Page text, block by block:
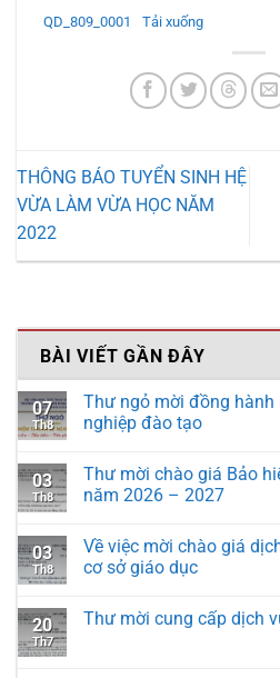
QD_809_0001 Tải xuống
THÔNG BÁO TUYỂN SINH HỆ
VỪA LÀM VỪA HỌC NĂM
2022
BÀI VIẾT GẦN ĐÂY
07
Th8
Thư ngỏ mời đồng
nghiệp đào tạo
03
Th8
Thư mời chào giá Bảo
năm 2026 – 2027
03
Th8
Về việc mời chào giá
cơ sở giáo dục
20
Th7
Thư mời cung cấp dịch